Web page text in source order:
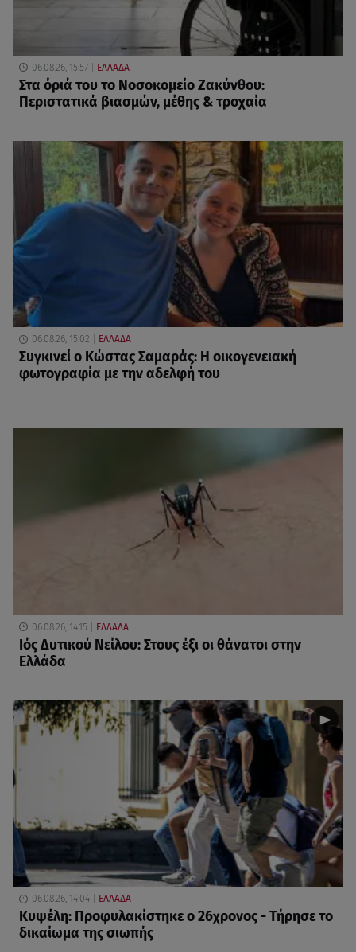
06.08.26, 15:57 ΕΛΛΑΔΑ
Στα όριά του το Νοσοκομείο Ζακύνθου:
Περιστατικά βιασμών, μέθης & τροχαία
06.08.26, 15:02 ΕΛΛΑΔΑ
Συγκινεί ο Κώστας Σαμαράς: Η οικογενειακή
φωτογραφία με την αδελφή του
06.08.26, 14:15 ΕΛΛΑΔΑ
Ιός Δυτικού Νείλου: Στους έξι οι θάνατοι στην
Ελλάδα
06.08.26, 14:04 ΕΛΛΑΔΑ
Κυψέλη: Προφυλακίστηκε ο 26χρονος - Τήρησε το
δικαίωμα της σιωπής